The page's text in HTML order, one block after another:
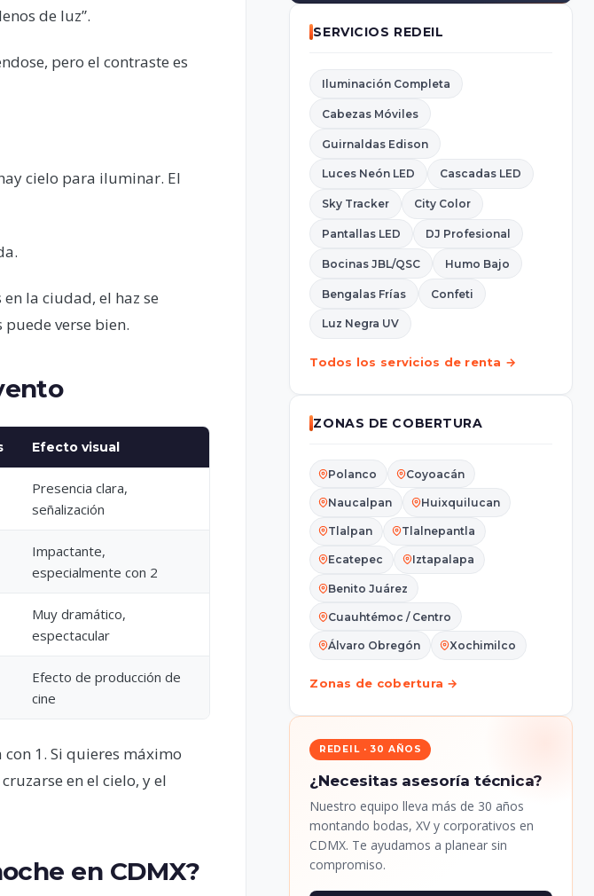
de luz”.
pero el contraste es
cielo para iluminar. El
la ciudad, el haz se
verse bien.
Efecto visual
Presencia clara,
señalización
Impactante,
especialmente con 2
Muy dramático,
espectacular
Efecto de producción de
cine
1. Si quieres máximo
en el cielo, y el
en CDMX?
SERVICIOS REDEIL
Iluminación Completa
Cabezas Móviles
Guirnaldas Edison
Luces Neón LED Cascadas LED
Sky Tracker City Color
Pantallas LED DJ Profesional
Bocinas JBL/QSC Humo Bajo
Bengalas Frías Confeti
Luz Negra UV
Todos los servicios de renta →
ZONAS DE COBERTURA
Polanco Coyoacán
Naucalpan Huixquilucan
Tlalpan Tlalnepantla
Ecatepec Iztapalapa
Benito Juárez
Cuauhtémoc / Centro
Álvaro Obregón Xochimilco
Zonas de cobertura →
REDEIL · 30 AÑOS
¿Necesitas asesoría técnica?
Nuestro equipo lleva más de 30 años
montando bodas, XV y corporativos en
CDMX. Te ayudamos a planear sin
compromiso.